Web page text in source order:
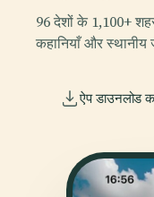
96 देशों के 1,100+
कहानियाँ और
ऐप डाउनलोड